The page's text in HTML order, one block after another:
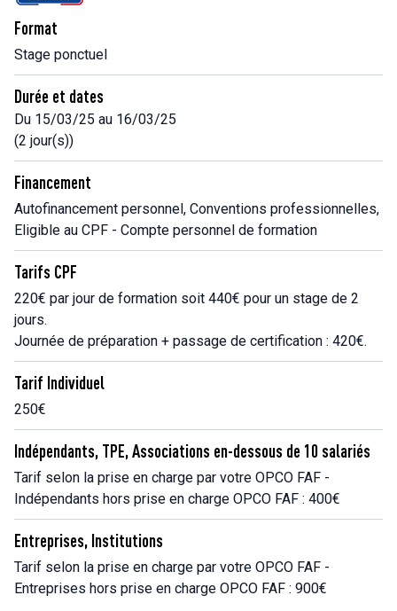
Format
Stage ponctuel
Durée et dates
Du 15/03/25 au 16/03/25
(2 jour(s))
Financement
Autofinancement personnel, Conventions professionnelles,
Eligible au CPF - Compte personnel de formation
Tarifs CPF
220€ par jour de formation soit 440€ pour un stage de 2
jours.
Journée de préparation + passage de certification : 420€.
Tarif Individuel
250€
Indépendants, TPE, Associations en-dessous de 10 salariés
Tarif selon la prise en charge par votre OPCO FAF -
Indépendants hors prise en charge OPCO FAF : 400€
Entreprises, Institutions
Tarif selon la prise en charge par votre OPCO FAF -
Entreprises hors prise en charge OPCO FAF : 900€